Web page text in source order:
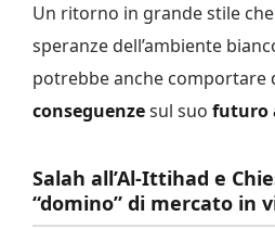
Un ritorno in grande stile che
speranze dell’ambiente
potrebbe anche comportare
conseguenzesul suo futuro
Salah all’Al-Ittihad e
“domino” di mercato in